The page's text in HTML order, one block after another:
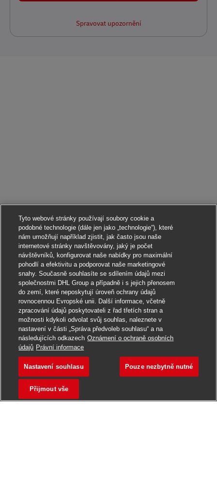
Spravovat upozornění
Tyto webové stránky používají soubory cookie a
podobné technologie (dále jen jako „technologie“), které
nám umožňují například zjistit, jak často jsou naše
internetové stránky navštěvovány, jaký je počet
návštěvníků, konfigurovat naše nabídky pro maximální
pohodlí a efektivitu a podporovat naše marketingové
snahy. Současně souhlasíte se sdílením údajů mezi
společnostmi DHL Group a případně i s jejich přenosem
do zemí, které neposkytují úroveň ochrany údajů
rovnocennou Evropské unii. Další informace, včetně
zpracování údajů poskytovateli z řad třetích stran a
možnosti kdykoli odvolat svůj souhlas, naleznete v
nastavení v části „Správa předvoleb souhlasu“ a na
následujících odkazech Oznámení o ochraně osobních
údajů Právní informace
Nastavení souhlasu Pouze nezbytně nutné
Přijmout vše